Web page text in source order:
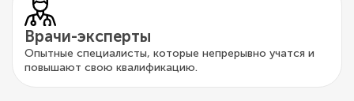
Врачи-эксперты
Опытные специалисты, которые непрерывно учатся и
повышают свою квалификацию.